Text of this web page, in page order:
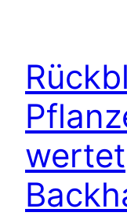
wertet